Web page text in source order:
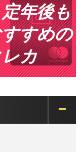
年後も
すめの
カ